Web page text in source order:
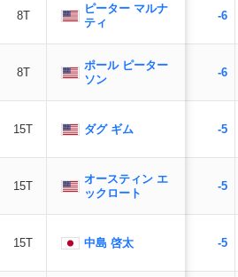
8T
ピーター マルナ
ティ
8T
ポール ピーター
ソン
15T ダグ ギム
15T
オースティン エ
ックロート
15T 中島 啓太
-6
-6
-5
-5
-5